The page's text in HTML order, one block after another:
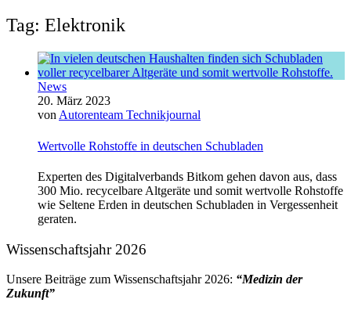
Tag: Elektronik
News
20. März 2023
von Autorenteam Technikjournal
Wertvolle Rohstoffe in deutschen Schubladen
Experten des Digitalverbands Bitkom gehen davon aus, dass
300 Mio. recycelbare Altgeräte und somit wertvolle Rohstoffe
wie Seltene Erden in deutschen Schubladen in Vergessenheit
geraten.
Wissenschaftsjahr 2026
Unsere Beiträge zum Wissenschaftsjahr 2026: “Medizin der
Zukunft”